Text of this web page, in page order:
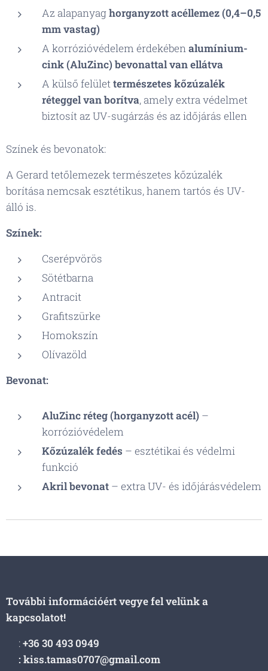
Az alapanyaghorganyzott acéllemez (0,4–0,5
mm vastag)
A korrózióvédelem érdekébenalumínium-
cink (AluZinc) bevonattal van ellátva
A külső felülettermészetes kőzúzalék
réteggel van borítva, amely extra védelmet
biztosít az UV-sugárzás és az időjárás ellen
Színek és bevonatok:
A Gerard tetőlemezek természetes kőzúzalék
borítása nemcsak esztétikus, hanem tartós és UV-
álló is.
Színek:
Cserépvörös
Sötétbarna
Antracit
Grafitszürke
Homokszín
Olívazöld
Bevonat:
AluZinc réteg (horganyzott acél) –
korrózióvédelem
Kőzúzalék fedés – esztétikai és védelmi
funkció
Akril bevonat – extra UV- és időjárásvédelem
További információért vegye fel velünk a
kapcsolatot!
📞:+36 30 493 0949
📩: kiss.tamas0707@gmail.com